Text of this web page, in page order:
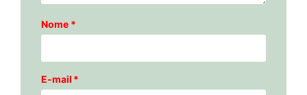
Nome *
E-mail *